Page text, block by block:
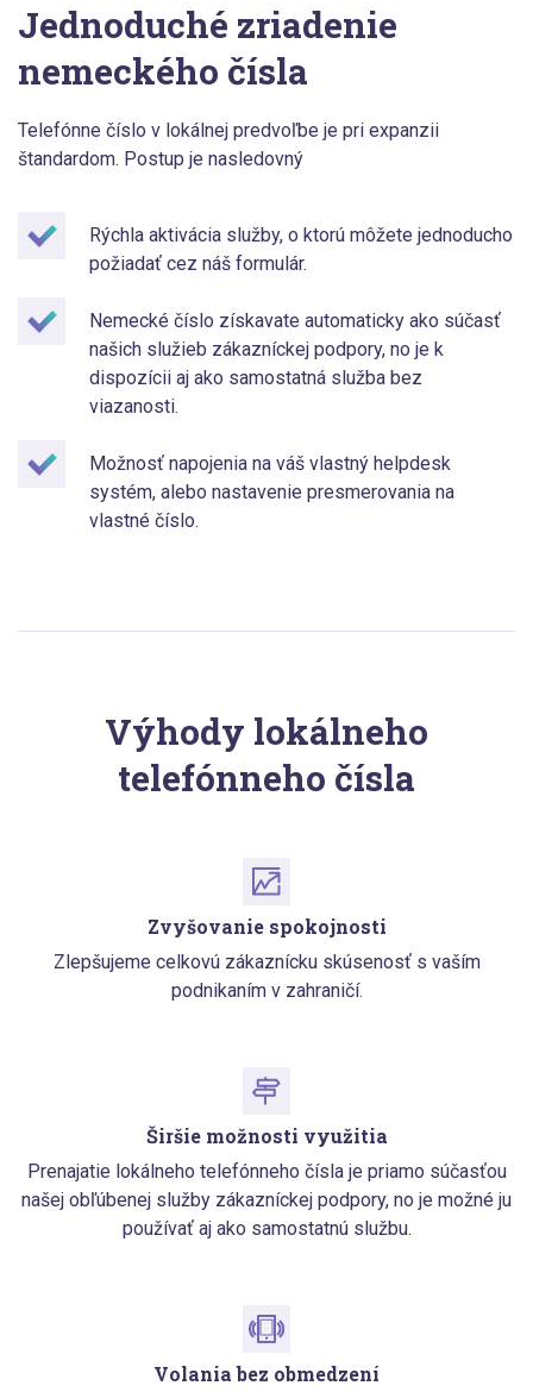
Jednoduché zriadenie
nemeckého čísla
Telefónne číslo v lokálnej predvoľbe je pri expanzii
štandardom. Postup je nasledovný
Rýchla aktivácia služby, o ktorú môžete jednoducho
požiadať cez náš formulár.
Nemecké číslo získavate automaticky ako súčasť
našich služieb zákazníckej podpory, no je k
dispozícii aj ako samostatná služba bez
viazanosti.
Možnosť napojenia na váš vlastný helpdesk
systém, alebo nastavenie presmerovania na
vlastné číslo.
Výhody lokálneho
telefónneho čísla
Zvyšovanie spokojnosti
Zlepšujeme celkovú zákaznícku skúsenosť s vaším
podnikaním v zahraničí.
Širšie možnosti využitia
Prenajatie lokálneho telefónneho čísla je priamo súčasťou
našej obľúbenej služby zákazníckej podpory, no je možné ju
používať aj ako samostatnú službu.
Volania bez obmedzení